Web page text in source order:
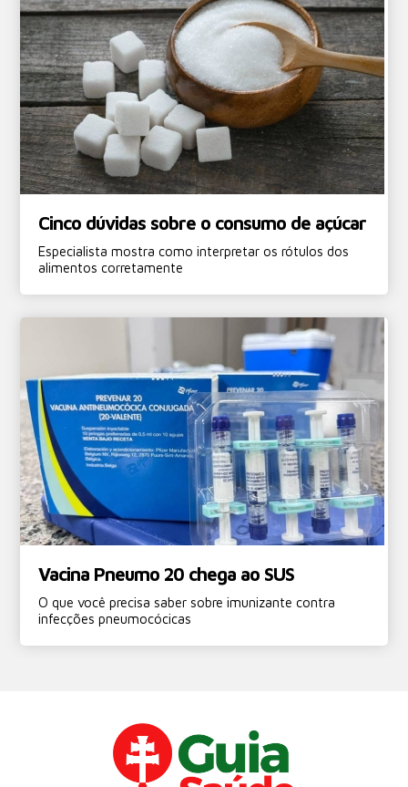
Cinco dúvidas sobre o consumo de açúcar
Especialista mostra como interpretar os rótulos dos
alimentos corretamente
Vacina Pneumo 20 chega ao SUS
O que você precisa saber sobre imunizante contra
infecções pneumocócicas